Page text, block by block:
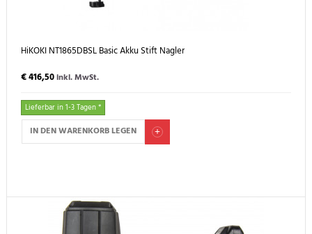
HiKOKI NT1865DBSL Basic Akku Stift Nagler
€ 416,50inkl. MwSt.
Lieferbar in 1-3 Tagen *
IN DEN WARENKORB LEGEN